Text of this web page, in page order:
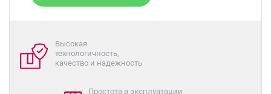
Высокая
технологичность,
качество и надежность
Простота в эксплуатации